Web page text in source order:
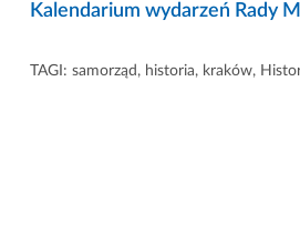
Kalendarium wydarzeń Rady
TAGI: samorząd , historia, kraków,